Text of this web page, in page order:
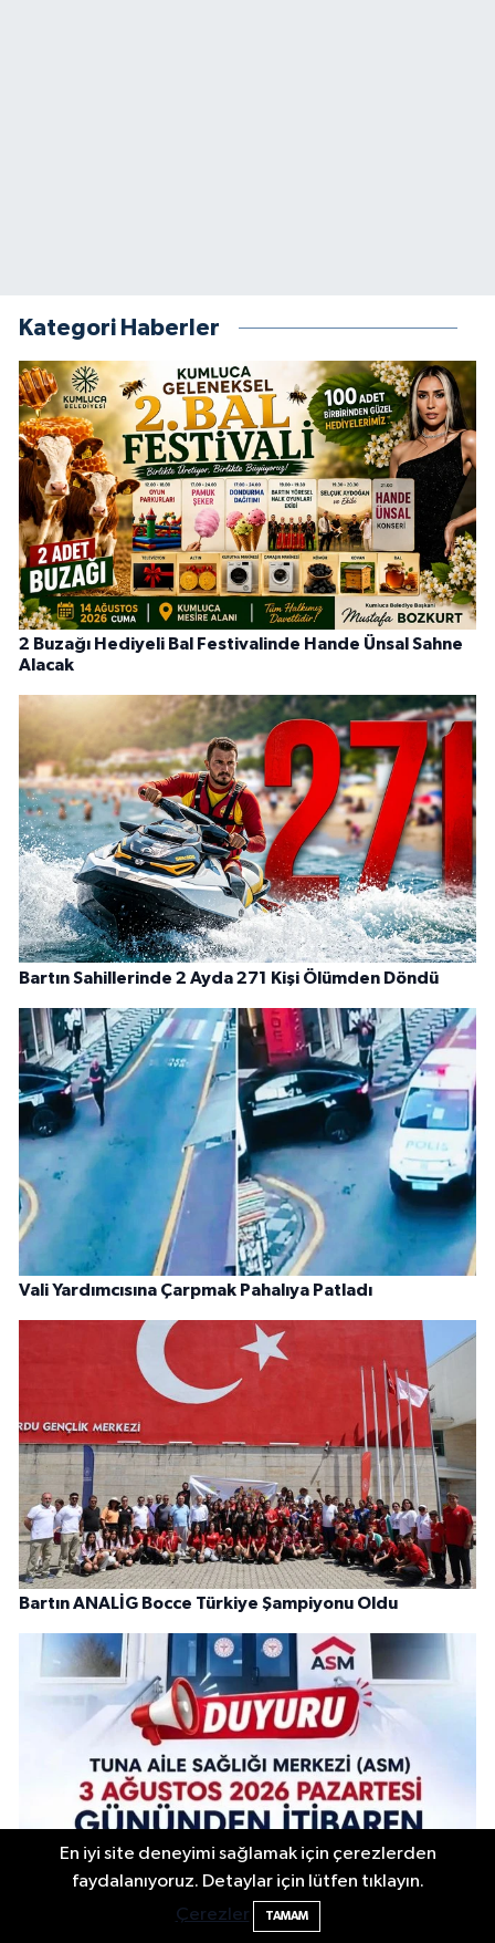
Kategori Haberler
2 Buzağı Hediyeli Bal Festivalinde Hande Ünsal Sahne
Alacak
Bartın Sahillerinde 2 Ayda 271 Kişi Ölümden Döndü
Vali Yardımcısına Çarpmak Pahalıya Patladı
Bartın ANALİG Bocce Türkiye Şampiyonu Oldu
Tuna Mahallesi Aile Sağlığı Merkezi Taşınıyor
En iyi site deneyimi sağlamak için çerezlerden
faydalanıyoruz. Detaylar için lütfen tıklayın.
Çerezler
TAMAM